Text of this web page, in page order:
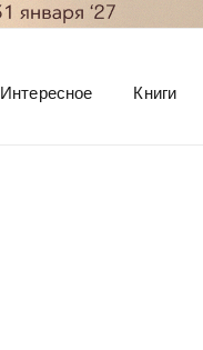
Интересное Книги